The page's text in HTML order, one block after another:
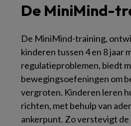
De MiniMind-
De MiniMind-training,
kinderen tussen 4 en 8 jaar
regulatieproblemen, biedt
bewegingsoefeningen om
vergroten. Kinderen leren
richten, met behulp van
ankerpunt. Zo verstevigt